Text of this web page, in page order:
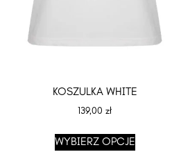
KOSZULKA WHITE
139,00zł
WYBIERZ OPCJE